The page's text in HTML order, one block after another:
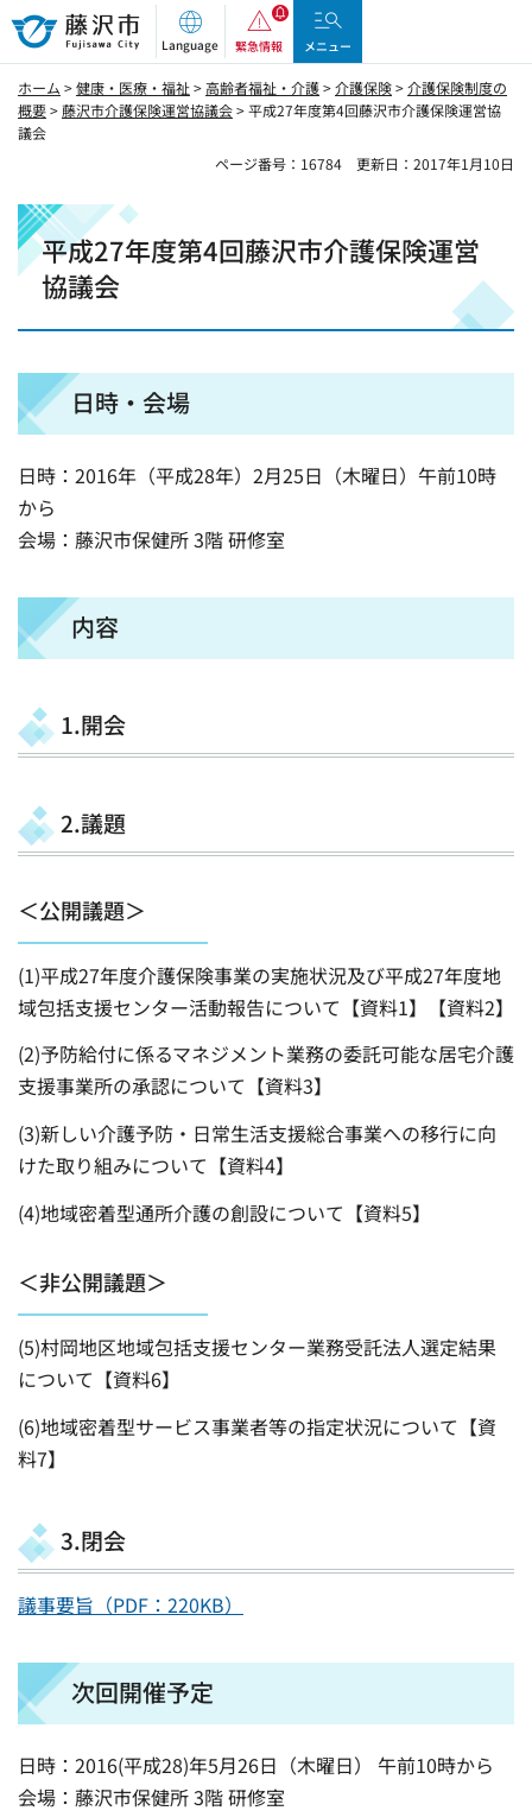
藤沢市
Language 緊急情報 メニュー
ホーム >健康・医療・福祉>高齢者福祉・介護>介護保険>介護保険制度の
概要>藤沢市介護保険運営協議会> 平成27年度第4回藤沢市介護保険運営協
議会
ページ番号：16784
更新日：2017年1月10日
平成27年度第4回藤沢市介護保険運営
協議会
日時・会場
日時：2016年（平成28年）2月25日（木曜日）午前10時
から
会場：藤沢市保健所 3階 研修室
内容
1.開会
2.議題
＜公開議題＞
(1)平成27年度介護保険事業の実施状況及び平成27年度地
域包括支援センター活動報告について【資料1】【資料2】
(2)予防給付に係るマネジメント業務の委託可能な居宅介護
支援事業所の承認について【資料3】
(3)新しい介護予防・日常生活支援総合事業への移行に向
けた取り組みについて【資料4】
(4)地域密着型通所介護の創設について【資料5】
＜非公開議題＞
(5)村岡地区地域包括支援センター業務受託法人選定結果
について【資料6】
(6)地域密着型サービス事業者等の指定状況について【資
料7】
3.閉会
議事要旨（PDF：220KB）
次回開催予定
日時：2016(平成28)年5月26日（木曜日） 午前10時から
会場：藤沢市保健所 3階 研修室